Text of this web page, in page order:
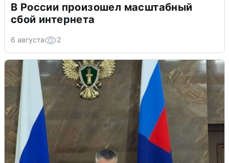
В России произошел масштабный
сбой интернета
6 августа 2